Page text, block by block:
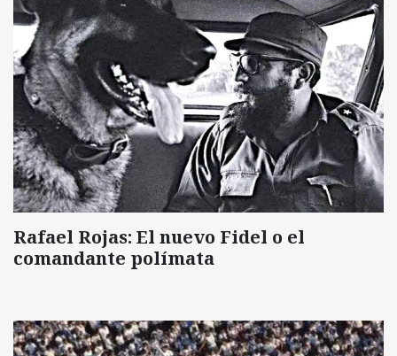
Rafael Rojas: El nuevo Fidel o el
comandante polímata